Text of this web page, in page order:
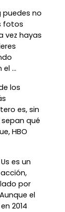
puedes no
fotos
vez hayas
...
los
es, sin
sepan qué
HBO
es un
por
el
2014